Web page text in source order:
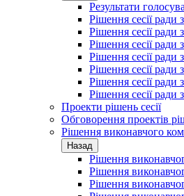
Результати
Рішення сесії ради
Рішення сесії ради
Рішення сесії ради
Рішення сесії ради
Рішення сесії ради
Рішення сесії ради
Рішення сесії ради
Проекти рішень сесії
Обговорення проектів
Рішення виконавчого
Назад
Рішення
Рішення
Рішення